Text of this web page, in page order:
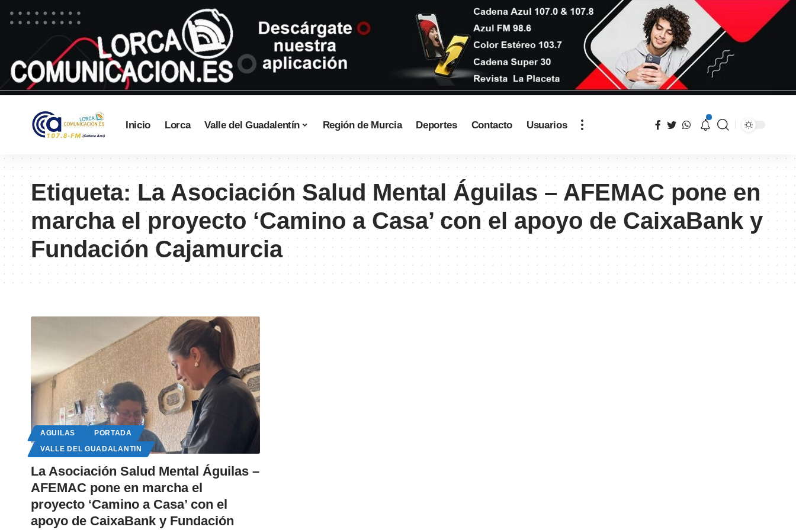
Inicio Lorca Valle del Guadalentín Región de Murcia Deportes Contacto Usuarios
Etiqueta:La Asociación Salud Mental Águilas – AFEMAC pone en
marcha el proyecto ‘Camino a Casa’ con el apoyo de CaixaBank y
Fundación Cajamurcia
AGUILAS PORTADA
VALLE DEL GUADALANTIN
La Asociación Salud Mental Águilas –
AFEMAC pone en marcha el
proyecto ‘Camino a Casa’ con el
apoyo de CaixaBank y Fundación